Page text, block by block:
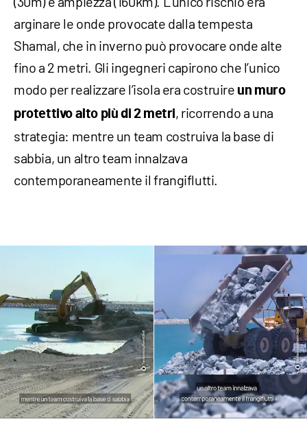
arginare le onde provocate dalla tempesta
Shamal, che in inverno può provocare onde alte
fino a 2 metri. Gli ingegneri capirono che l’unico
modo per realizzare l’isola era costruire un muro
protettivo alto più di 2 metri, ricorrendo a una
strategia: mentre un team costruiva la base di
sabbia, un altro team innalzava
contemporaneamente il frangiflutti.